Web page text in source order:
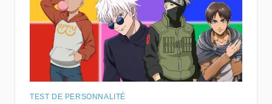
TEST DE PERSONNALITÉ